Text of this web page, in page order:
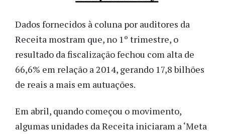
Dados fornecidos à coluna por auditores da
Receita mostram que, no 1º trimestre, o
resultado da fiscalização fechou com alta de
66,6% em relação a 2014, gerando 17,8 bilhões
de reais a mais em autuações.
Em abril, quando começou o movimento,
algumas unidades da Receita iniciaram a ‘Meta